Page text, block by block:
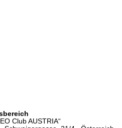
Club AUSTRIA“